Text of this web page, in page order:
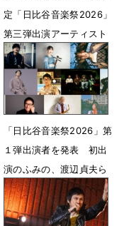
定「日比谷音楽祭2026」
第三弾出演アーティスト
発表
3月30日 19時00分
「日比谷音楽祭2026」第
１弾出演者を発表 初出
演のふみの、渡辺貞夫ら
16組
2月12日 18時00分